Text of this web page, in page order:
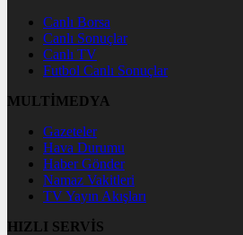
Canlı Borsa
Canlı Sonuçlar
Canlı TV
Futbol Canlı Sonuçlar
MULTİMEDYA
Gazeteler
Hava Durumu
Haber Gönder
Namaz Vakitleri
TV Yayın Akışları
HIZLI SERVİS